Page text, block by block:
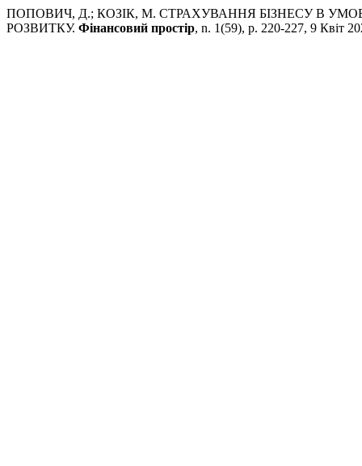
ПОПОВИЧ, Д.; КОЗІК, М. СТРАХУВАННЯ БІЗНЕСУ В
РОЗВИТКУ. Фінансовий простір, n. 1(59), p. 220-227, 9 Квіт